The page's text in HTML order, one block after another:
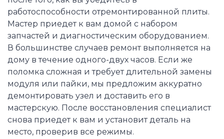
работоспособности отремонтированной плиты.
Мастер приедет к вам домой с набором
запчастей и диагностическим оборудованием.
В большинстве случаев ремонт выполняется на
дому в течение одного-двух часов. Если же
поломка сложная и требует длительной замены
модуля или пайки, мы предложим аккуратно
демонтировать узел и доставить его в
мастерскую. После восстановления специалист
снова приедет к вам и установит деталь на
место, проверив все режимы.